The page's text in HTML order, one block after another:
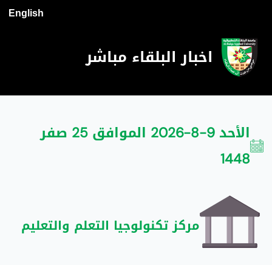
English
اخبار البلقاء مباشر
الأحد 9-8-2026 الموافق 25 صفر
1448
مركز تكنولوجيا التعلم والتعليم